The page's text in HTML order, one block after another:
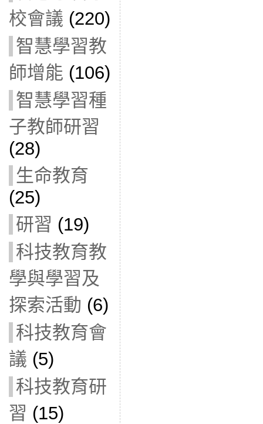
校會議 (220)
智慧學習教
師增能 (106)
智慧學習種
子教師研習
(28)
生命教育
(25)
研習 (19)
科技教育教
學與學習及
探索活動 (6)
科技教育會
議 (5)
科技教育研
習 (15)